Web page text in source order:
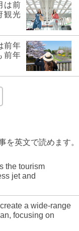
は前
観光
前年
前年
を英文で読めます。
the tourism
jet and
a wide-range
focusing on